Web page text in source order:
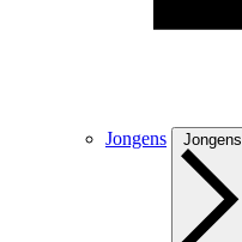
Jongens Jongens